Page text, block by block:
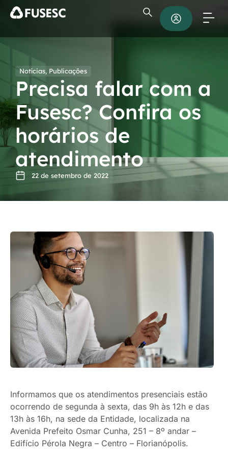
Notícias, Publicações
Precisa falar com a
Fusesc? Confira os
horários de
atendimento
22 de setembro de 2022
Informamos que os atendimentos presenciais estão
ocorrendo de segunda à sexta, das 9h às 12h e das
13h às 16h, na sede da Entidade, localizada na
Avenida Prefeito Osmar Cunha, 251 – 8º andar –
Edifício Pérola Negra – Centro – Florianópolis.